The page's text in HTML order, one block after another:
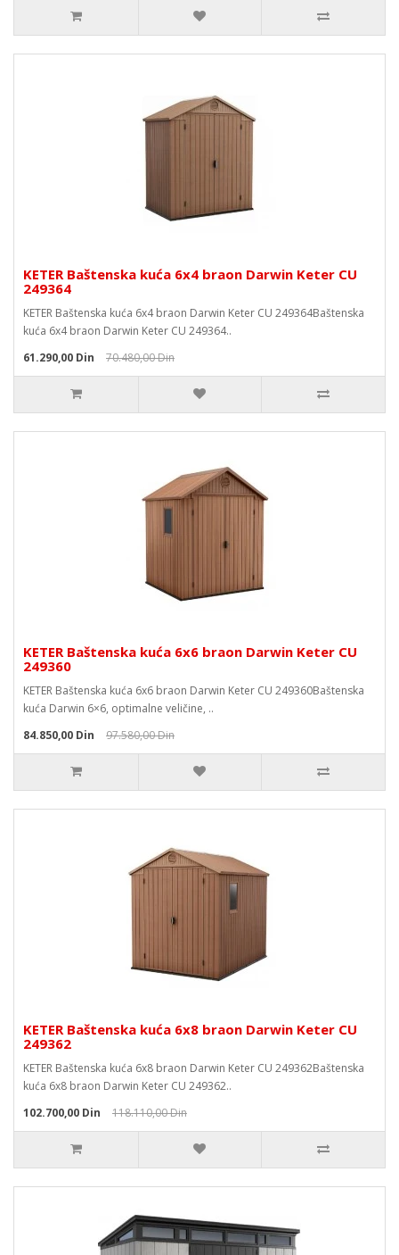
KETER Baštenska kuća 6x4 braon Darwin Keter CU
249364
KETER Baštenska kuća 6x4 braon Darwin Keter CU 249364Baštenska
kuća 6x4 braon Darwin Keter CU 249364..
61.290,00 Din
70.480,00 Din
KETER Baštenska kuća 6x6 braon Darwin Keter CU
249360
KETER Baštenska kuća 6x6 braon Darwin Keter CU 249360Baštenska
kuća Darwin 6×6, optimalne veličine, ..
84.850,00 Din
97.580,00 Din
KETER Baštenska kuća 6x8 braon Darwin Keter CU
249362
KETER Baštenska kuća 6x8 braon Darwin Keter CU 249362Baštenska
kuća 6x8 braon Darwin Keter CU 249362..
102.700,00 Din
118.110,00 Din